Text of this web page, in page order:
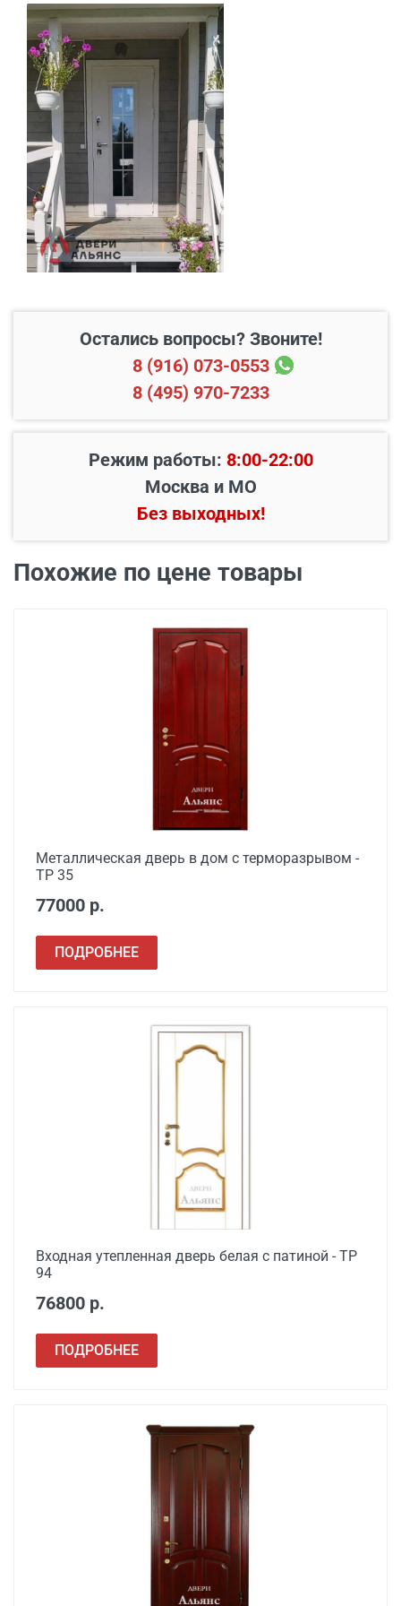
В целом, дверь производит впечатление надежности и
долговечности. Кажется, что она будет служить верой
и правдой не одному поколению, оберегая покой и
уединение тех, кто за ней живет.
В пределах МКАД и в
радиусе 20 км от него
Бесплатно*
Свыше 20 км от МКАД 45 руб./км
Подъем до квартиры 200 руб./этаж
Наименование вида
Цена, руб.
от 1000
от 1500
от 1000
Остались вопросы? Звоните!
8 (916) 073-0553
8 (495) 970-7233
Режим работы: 8:00-22:00
Москва и МО
Без выходных!
Похожие по цене товары
Металлическая дверь в дом с терморазрывом -
ТР 35
77000 р.
ПОДРОБНЕЕ
Входная утепленная дверь белая с патиной - ТР
94
76800 р.
ПОДРОБНЕЕ